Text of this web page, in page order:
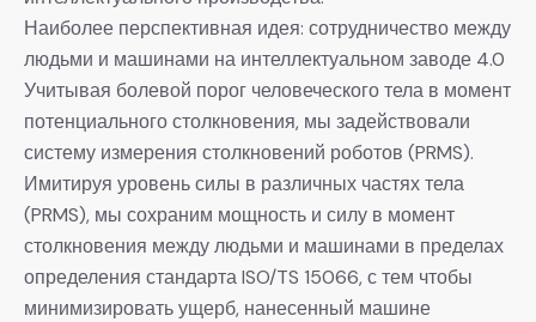
Наиболее перспективная идея: сотрудничество между
людьми и машинами на интеллектуальном заводе 4.0
Учитывая болевой порог человеческого тела в момент
потенциального столкновения, мы задействовали
систему измерения столкновений роботов (PRMS).
Имитируя уровень силы в различных частях тела
(PRMS), мы сохраним мощность и силу в момент
столкновения между людьми и машинами в пределах
определения стандарта ISO/TS 15066, с тем чтобы
минимизировать ущерб, нанесенный машине